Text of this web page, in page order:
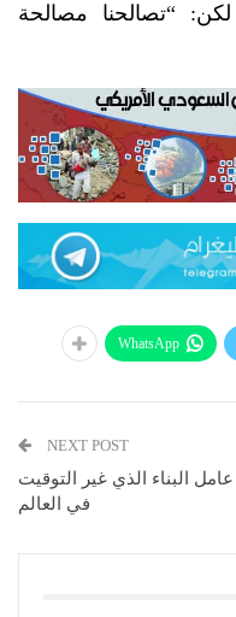
“تصالحنا مصالحة
WhatsApp
NEXT POST
عامل البناء الذي غير التوقيت
في العالم